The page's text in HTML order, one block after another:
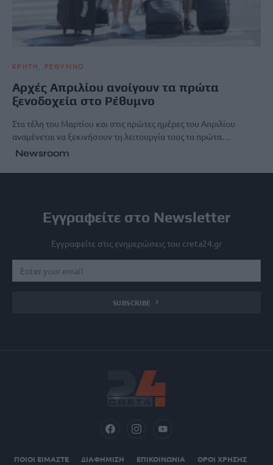
ΚΡΗΤΗ ΡΕΘΥΜΝΟ
Αρχές Απριλίου ανοίγουν τα πρώτα
ξενοδοχεία στο Ρέθυμνο
Στα τέλη του Μαρτίου και στις πρώτες ημέρες του Απριλίου
αναμένεται να ξεκινήσουν τη λειτουργία τους τα πρώτα…
Newsroom
Εγγραφείτε στο Newsletter
Εγγραφείτε στις ενημερώσεις του creta24.gr
SUBSCRIBE
ΠΟΙΟΙ ΕΙΜΑΣΤΕ ΔΙΑΦΗΜΙΣΗ ΕΠΙΚΟΙΝΩΝΙΑ ΟΡΟΙ ΧΡΗΣΗΣ